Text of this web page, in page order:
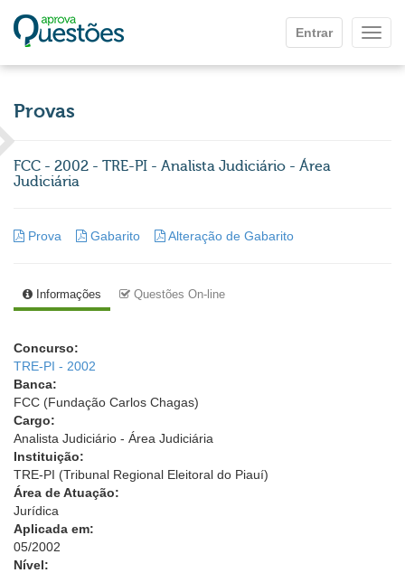
Entrar
Provas
FCC - 2002 - TRE-PI - Analista Judiciário - Área
Judiciária
Prova Gabarito Alteração de Gabarito
Informações Questões On-line
Concurso:
TRE-PI - 2002
Banca:
FCC (Fundação Carlos Chagas)
Cargo:
Analista Judiciário - Área Judiciária
Instituição:
TRE-PI (Tribunal Regional Eleitoral do Piauí)
Área de Atuação:
Jurídica
Aplicada em:
05/2002
Nível: